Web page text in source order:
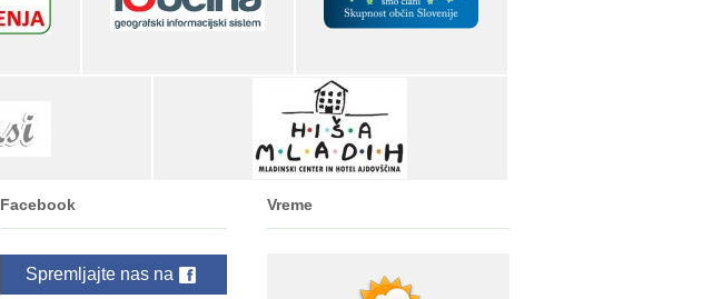
Facebook
Spremljajte nas na
Vreme